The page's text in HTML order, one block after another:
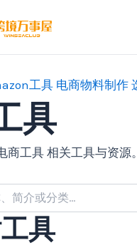
工具 电商物料制作
具
商工具 相关工具与资源。
具